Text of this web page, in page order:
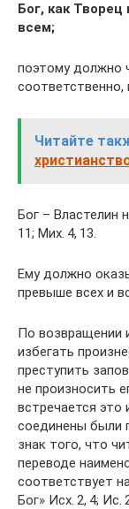
Бог, как
всем;
поэтому должно
соответственно,
Читайте
Бог – Властелин
11; Мих. 4, 13.
Ему должно
превыше всех и
По возвращении
избегать
преступить
не произносить
встречается это
соединены были
знак того, что
переводе
соответствует
Бог» Исх. 2, 4; Ис.